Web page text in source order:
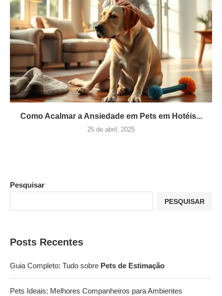
Como Acalmar a Ansiedade em Pets em Hotéis...
25 de abril, 2025
Pesquisar
PESQUISAR
Posts Recentes
Guia Completo: Tudo sobre Pets de Estimação
Pets Ideais: Melhores Companheiros para Ambientes